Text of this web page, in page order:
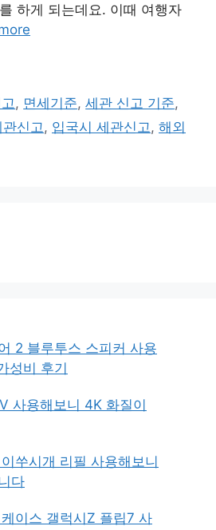
하게 되는데요. 이때 여행자
, 면세기준,세관 신고 기준,
신고 , 입국시 세관신고 , 해외
2 블루투스 스피커 사용
성비 후기
사용해보니 4K 화질이
쑤시개 리필 사용해보니
다
이스 갤럭시Z 플립7 사